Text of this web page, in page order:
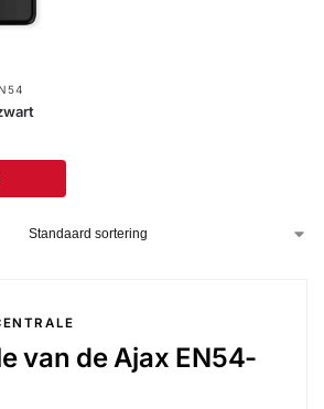
van de Ajax EN54-